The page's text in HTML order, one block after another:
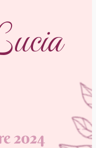
2024